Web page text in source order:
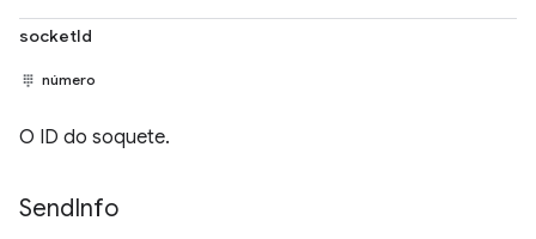
socketId
número
O ID do soquete.
SendInfo